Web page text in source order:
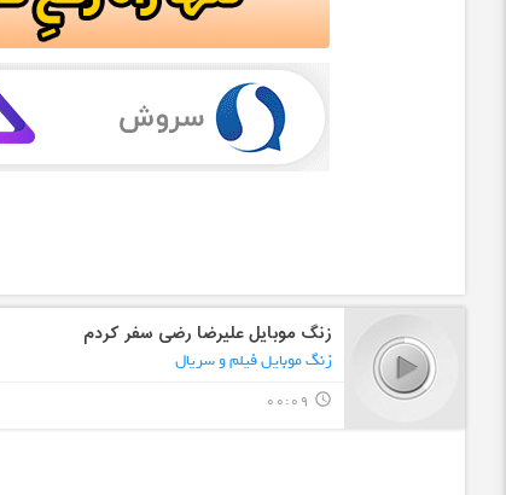
زنگ موبایل علیرضا رضی سفر کردم
زنگ موبایل فیلم و سریال
query_builder
00:09